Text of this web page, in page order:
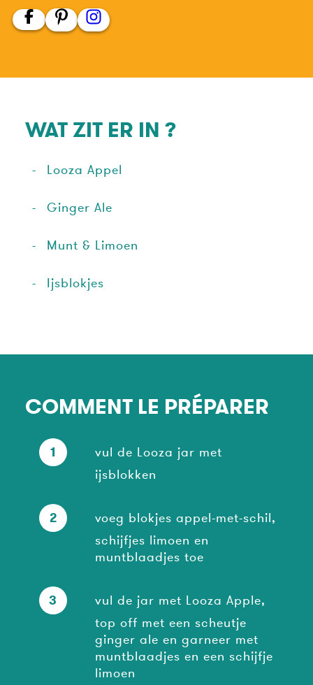
WAT ZIT ER IN ?
Looza Appel
Ginger Ale
Munt & Limoen
Ijsblokjes
COMMENT LE PRÉPARER
1
vul de Looza jar met
ijsblokken
2
voeg blokjes appel-met-schil,
schijfjes limoen en
muntblaadjes toe
3
vul de jar met Looza Apple,
top off met een scheutje
ginger ale en garneer met
muntblaadjes en een schijfje
limoen